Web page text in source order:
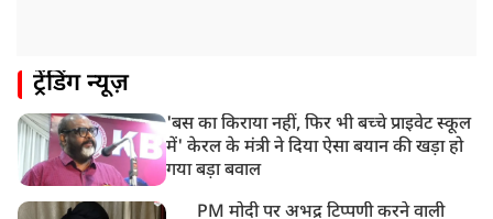
ट्रेंडिंग न्यूज़
'बस का किराया नहीं, फिर भी बच्चे प्राइवेट स्कूल
में' केरल के मंत्री ने दिया ऐसा बयान की खड़ा हो
गया बड़ा बवाल
PM मोदी पर अभद्र टिप्पणी करने वाली